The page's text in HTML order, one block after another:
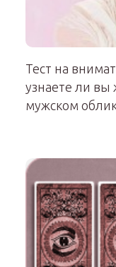
Тест на
узнаете ли
мужском